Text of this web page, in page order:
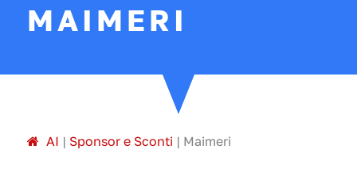
MAIMERI
AI | Sponsor e Sconti | Maimeri